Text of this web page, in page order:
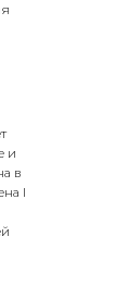
и
в
I